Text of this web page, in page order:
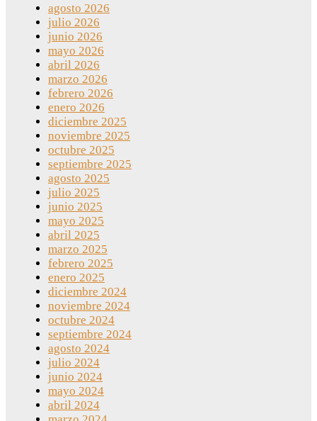
agosto 2026
julio 2026
junio 2026
mayo 2026
abril 2026
marzo 2026
febrero 2026
enero 2026
diciembre 2025
noviembre 2025
octubre 2025
septiembre 2025
agosto 2025
julio 2025
junio 2025
mayo 2025
abril 2025
marzo 2025
febrero 2025
enero 2025
diciembre 2024
noviembre 2024
octubre 2024
septiembre 2024
agosto 2024
julio 2024
junio 2024
mayo 2024
abril 2024